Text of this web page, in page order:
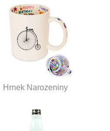
Hrnek Narozeniny